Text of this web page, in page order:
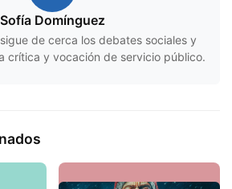
Sofía Domínguez
de cerca los debates sociales y
crítica y vocación de servicio público.